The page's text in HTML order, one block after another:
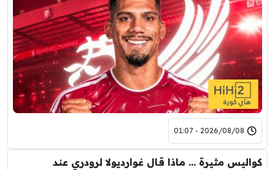
2026/08/08 - 01:07
كواليس مثيرة … ماذا قال غوارديولا لرودري عند